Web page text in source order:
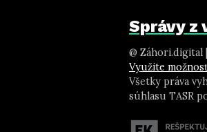
Správy z
@ Záhori.digital
Využite
Všetky práva
súhlasu TASR